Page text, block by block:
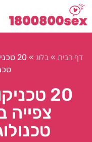
דף הבית »בלוג »
20
20
צפייה